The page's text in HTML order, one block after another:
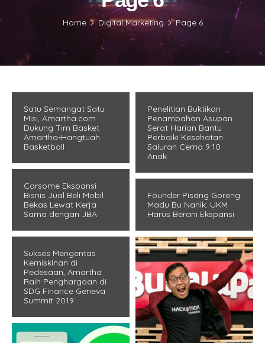
Home Digital Marketing Page 6
Satu Semangat Satu
Misi, Amartha.com
Dukung Tim Basket
Amartha-Hangtuah
Basketball
Penelitian Buktikan
Penambahan Asupan
Serat Harian Bantu
Perbaiki Kesehatan
Saluran Cerna 9:10
Anak
Carsome Ekspansi
Bisnis Jual Beli Mobil
Bekas Lewat Kerja
Sama dengan JBA
Founder Pisang Goreng
Madu Bu Nanik: UKM
Harus Berani Ekspansi
Sukses Mengentas
Kemiskinan di
Pedesaan, Amartha
Raih Penghargaan di
SDG Finance Geneva
Summit 2019